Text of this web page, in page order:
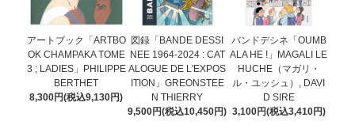
アートブック「ARTBO
OK CHAMPAKA TOME
3 ; LADIES」PHILIPPE
BERTHET
8,300円(税込9,130円)
図録「BANDE DESSI
NEE 1964-2024 : CAT
ALOGUE DE L'EXPOS
ITION」GREONSTEE
N THIERRY
9,500円(税込10,450円)
バンドデシネ「OUMB
ALA HE !」MAGALI LE
HUCHE（マガリ・
ル・ユッシュ）, DAVI
D SIRE
3,100円(税込3,410円)